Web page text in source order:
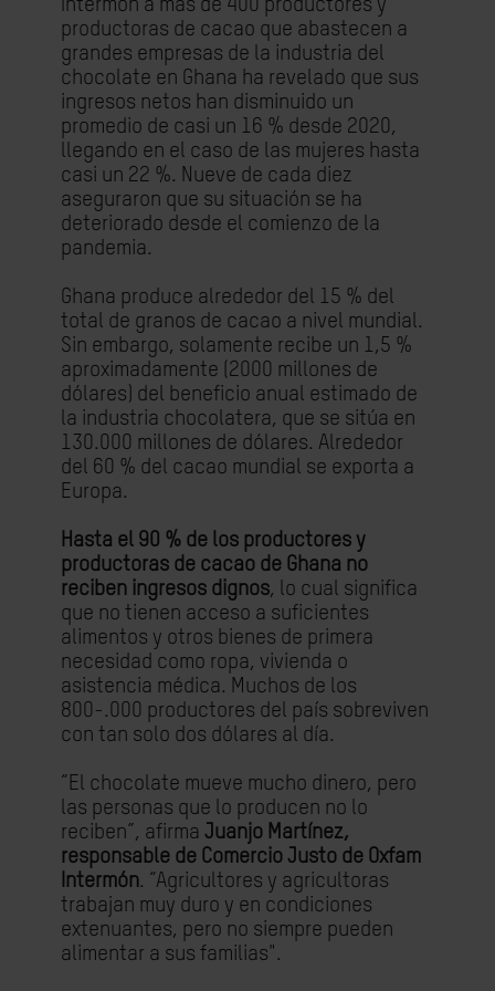
Intermón a más de 400 productores y
productoras de cacao que abastecen a
grandes empresas de la industria del
chocolate en Ghana ha revelado que sus
ingresos netos han disminuido un
promedio de casi un 16 % desde 2020,
llegando en el caso de las mujeres hasta
casi un 22 %. Nueve de cada diez
aseguraron que su situación se ha
deteriorado desde el comienzo de la
pandemia.
Ghana produce alrededor del 15 % del
total de granos de cacao a nivel mundial.
Sin embargo, solamente recibe un 1,5 %
aproximadamente (2000 millones de
dólares) del beneficio anual estimado de
la industria chocolatera, que se sitúa en
130.000 millones de dólares. Alrededor
del 60 % del cacao mundial se exporta a
Europa.
Hasta el 90 % de los productores y
productoras de cacao de Ghana no
reciben ingresos dignos, lo cual significa
que no tienen acceso a suficientes
alimentos y otros bienes de primera
necesidad como ropa, vivienda o
asistencia médica. Muchos de los
800-.000 productores del país sobreviven
con tan solo dos dólares al día.
“El chocolate mueve mucho dinero, pero
las personas que lo producen no lo
reciben”, afirma Juanjo Martínez,
responsable de Comercio Justo de Oxfam
Intermón. “Agricultores y agricultoras
trabajan muy duro y en condiciones
extenuantes, pero no siempre pueden
alimentar a sus familias".